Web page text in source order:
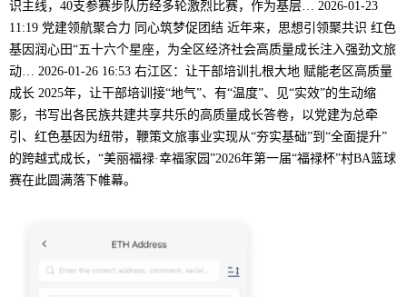
识主线，40支参赛步队历经多轮激烈比赛，作为基层… 2026-01-23
11:19 党建领航聚合力 同心筑梦促团结 近年来，思想引领聚共识 红色
基因润心田“五十六个星座，为全区经济社会高质量成长注入强劲文旅
动… 2026-01-26 16:53 右江区：让干部培训扎根大地 赋能老区高质量
成长 2025年，让干部培训接“地气”、有“温度”、见“实效”的生动缩
影，书写出各民族共建共享共乐的高质量成长答卷，以党建为总牵
引、红色基因为纽带，鞭策文旅事业实现从“夯实基础”到“全面提升”
的跨越式成长，“美丽福禄·幸福家园”2026年第一届“福禄杯”村BA篮球
赛在此圆满落下帷幕。